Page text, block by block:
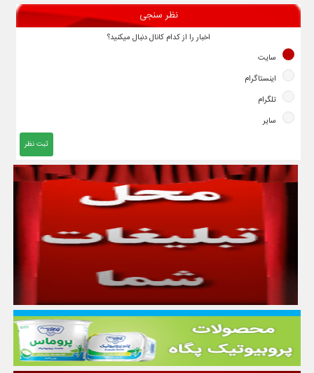
نظر سنجی
اخبار را از کدام کانال دنبال میکنید؟
سایت
اینستاگرام
تلگرام
سایر
ثبت نظر